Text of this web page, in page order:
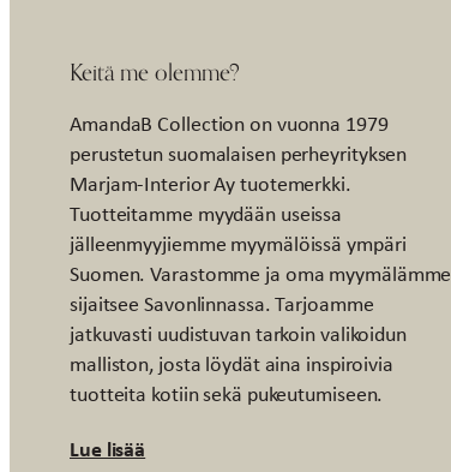
Keitä me olemme?
AmandaB Collection on vuonna 1979
perustetun suomalaisen perheyrityksen
Marjam-Interior Ay tuotemerkki.
Tuotteitamme myydään useissa
jälleenmyyjiemme myymälöissä ympäri
Suomen. Varastomme ja oma myymälämme
sijaitsee Savonlinnassa. Tarjoamme
jatkuvasti uudistuvan tarkoin valikoidun
malliston, josta löydät aina inspiroivia
tuotteita kotiin sekä pukeutumiseen.
Lue lisää